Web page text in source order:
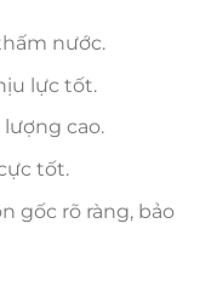
nước.
lực tốt.
cao.
tốt.
gốc rõ ràng, bảo